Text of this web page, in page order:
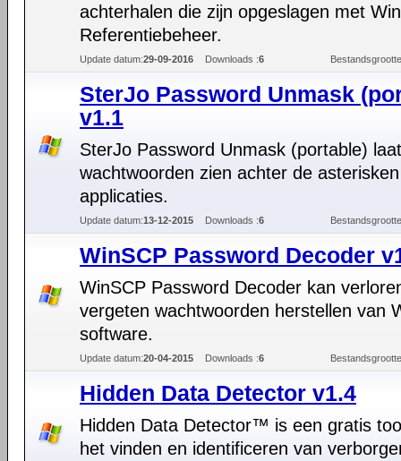
achterhalen die zijn opgeslagen met
Referentiebeheer.
Update datum:29-09-2016 Downloads :6
SterJo Password Unmask
v1.1
SterJo Password Unmask (portable)
wachtwoorden zien achter de
applicaties.
Update datum:13-12-2015 Downloads :6
WinSCP Password Decoder
WinSCP Password Decoder kan
vergeten wachtwoorden herstellen van
software.
Update datum:20-04-2015 Downloads :6
Hidden Data Detector v1.4
Hidden Data Detector™ is een gratis
het vinden en identificeren van